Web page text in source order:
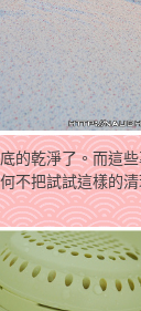
的乾淨了。而這
不把試試這樣的